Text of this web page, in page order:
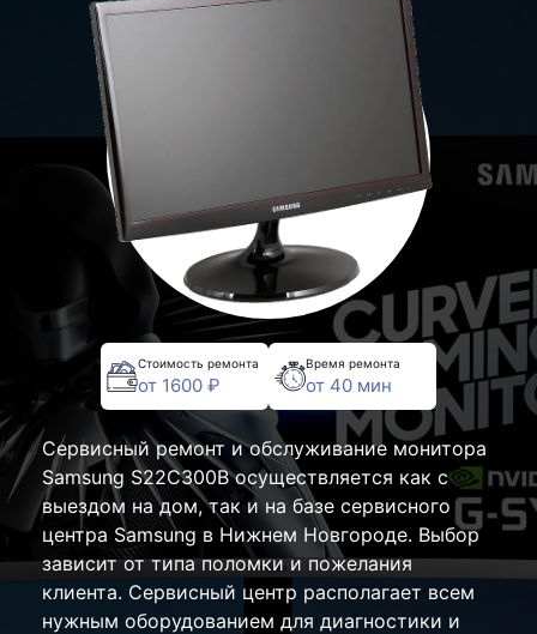
Стоимость ремонта
от 1600 ₽
Время ремонта
от 40 мин
Сервисный ремонт и обслуживание монитора
Samsung S22C300B осуществляется как с
выездом на дом, так и на базе сервисного
центра Samsung в Нижнем Новгороде. Выбор
зависит от типа поломки и пожелания
клиента. Сервисный центр располагает всем
нужным оборудованием для диагностики и